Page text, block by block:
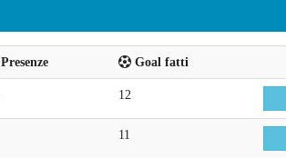
Presenze Goal fatti
12
11